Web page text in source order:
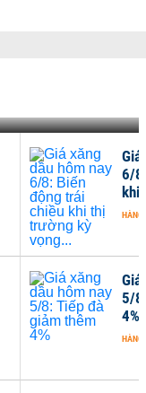
Giá
6/
khi
HÀNG
Giá
5/
4%
HÀNG